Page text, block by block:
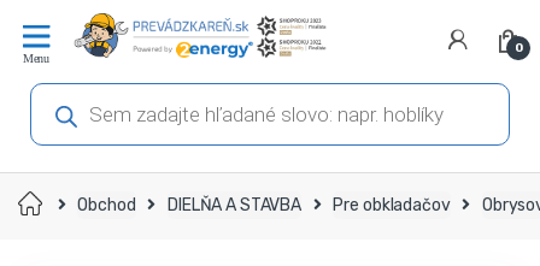
navigáciu
obsah
0
Products
search
Domov Obchod DIELŇA A STAVBA Pre obkladačov